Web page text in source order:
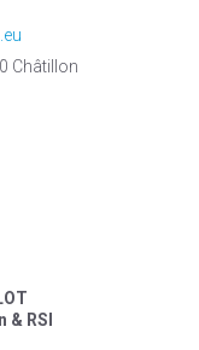
Châtillon
RSI